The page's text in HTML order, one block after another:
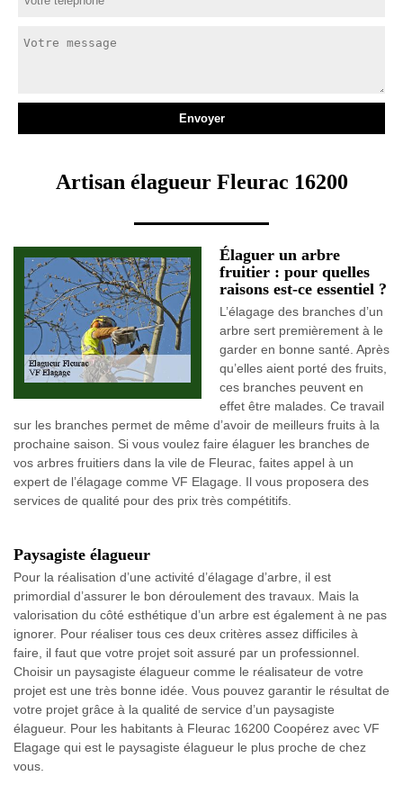
Artisan élagueur Fleurac 16200
Élaguer un arbre
fruitier : pour quelles
raisons est-ce essentiel ?
L’élagage des branches d’un
arbre sert premièrement à le
garder en bonne santé. Après
qu’elles aient porté des fruits,
ces branches peuvent en
effet être malades. Ce travail
sur les branches permet de même d’avoir de meilleurs fruits à la
prochaine saison. Si vous voulez faire élaguer les branches de
vos arbres fruitiers dans la vile de Fleurac, faites appel à un
expert de l’élagage comme VF Elagage. Il vous proposera des
services de qualité pour des prix très compétitifs.
Paysagiste élagueur
Pour la réalisation d’une activité d’élagage d’arbre, il est
primordial d’assurer le bon déroulement des travaux. Mais la
valorisation du côté esthétique d’un arbre est également à ne pas
ignorer. Pour réaliser tous ces deux critères assez difficiles à
faire, il faut que votre projet soit assuré par un professionnel.
Choisir un paysagiste élagueur comme le réalisateur de votre
projet est une très bonne idée. Vous pouvez garantir le résultat de
votre projet grâce à la qualité de service d’un paysagiste
élagueur. Pour les habitants à Fleurac 16200 Coopérez avec VF
Elagage qui est le paysagiste élagueur le plus proche de chez
vous.